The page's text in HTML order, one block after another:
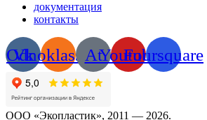
документация
контакты
Vk
Odnoklassniki
AtYoutube
Foursquare
ООО «Экопластик», 2011 — 2026.